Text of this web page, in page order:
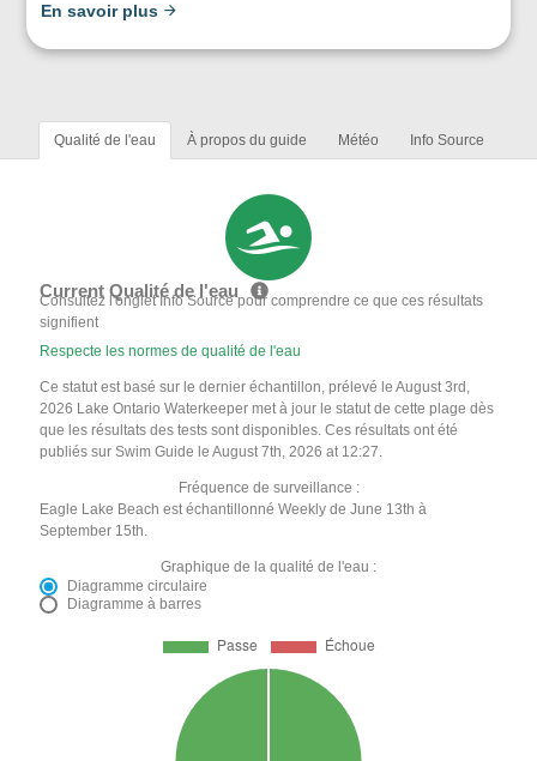
En savoir plus
Qualité de l'eau À propos du guide Météo Info Source
Current Qualité de l'eau
Consultez l'onglet Info Source pour comprendre ce que ces résultats
signifient
Respecte les normes de qualité de l'eau
Ce statut est basé sur le dernier échantillon, prélevé le August 3rd,
2026 Lake Ontario Waterkeeper met à jour le statut de cette plage dès
que les résultats des tests sont disponibles. Ces résultats ont été
publiés sur Swim Guide le August 7th, 2026 at 12:27.
Fréquence de surveillance :
Eagle Lake Beach est échantillonné Weekly de June 13th à
September 15th.
Graphique de la qualité de l'eau :
Diagramme circulaire
Diagramme à barres